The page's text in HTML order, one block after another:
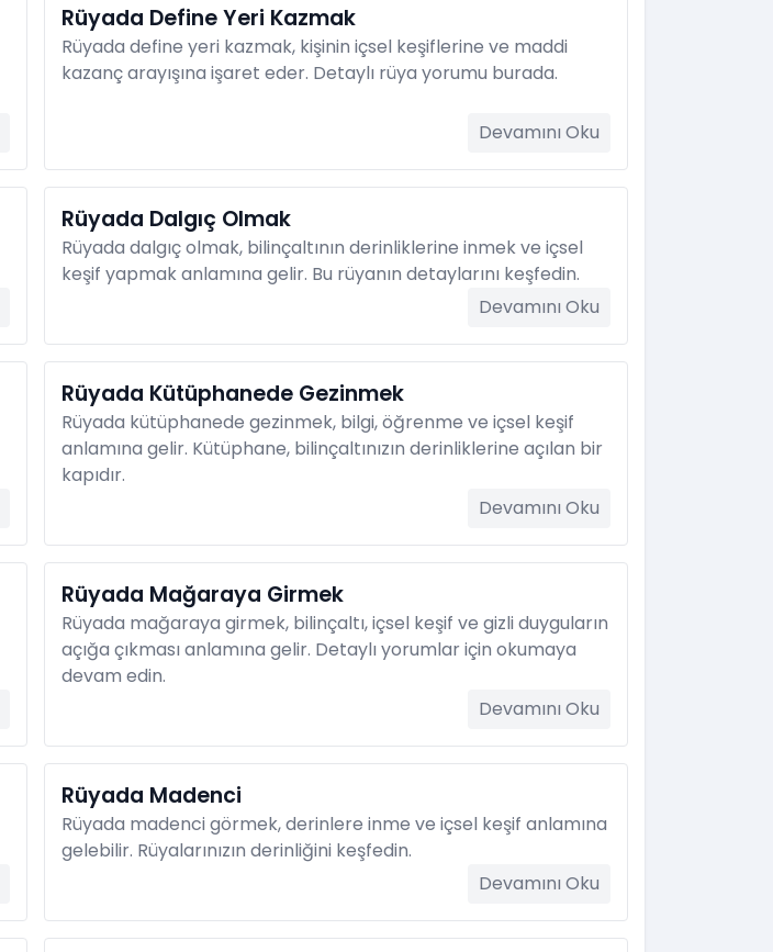
Rüyada Define Yeri Kazmak
Rüyada define yeri kazmak, kişinin içsel keşiflerine ve maddi
kazanç arayışına işaret eder. Detaylı rüya yorumu burada.
Devamını Oku
Rüyada Dalgıç Olmak
Rüyada dalgıç olmak, bilinçaltının derinliklerine inmek ve içsel
keşif yapmak anlamına gelir. Bu rüyanın detaylarını keşfedin.
Devamını Oku
Rüyada Kütüphanede Gezinmek
Rüyada kütüphanede gezinmek, bilgi, öğrenme ve içsel keşif
anlamına gelir. Kütüphane, bilinçaltınızın derinliklerine açılan bir
kapıdır.
Devamını Oku
Rüyada Mağaraya Girmek
Rüyada mağaraya girmek, bilinçaltı, içsel keşif ve gizli duyguların
açığa çıkması anlamına gelir. Detaylı yorumlar için okumaya
devam edin.
Devamını Oku
Rüyada Madenci
Rüyada madenci görmek, derinlere inme ve içsel keşif anlamına
gelebilir. Rüyalarınızın derinliğini keşfedin.
Devamını Oku